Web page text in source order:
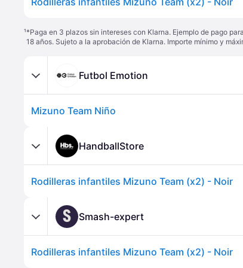
¹*Paga en 3 plazos sin intereses con Klarna. Ejemplo de pago
18 años. Sujeto a la aprobación de Klarna. Importe mínimo y
Futbol Emotion
Mizuno Team Niño
HandballStore
Rodilleras infantiles Mizuno Team (x2) - Noir
S Smash-expert
Rodilleras infantiles Mizuno Team (x2) - Noir